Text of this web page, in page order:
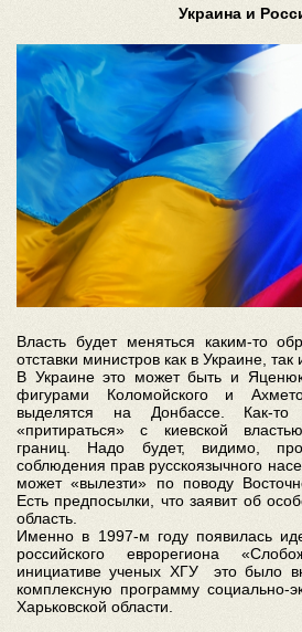
Украина и
Власть будет меняться каким-то
отставки министров как в Украине, так
В Украине это может быть и
фигурами Коломойского и
выделятся на Донбассе. Как-то
«притираться» с киевской
границ. Надо будет, видимо,
соблюдения прав русскоязычного
может «вылезти» по поводу
Есть предпосылки, что заявит об
область.
Именно в 1997-м году появилась
российского еврорегиона
инициативе ученых ХГУ это было
комплексную программу социально-
Харьковской области.